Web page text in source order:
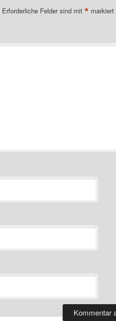
Erforderliche Felder sind mit * markiert